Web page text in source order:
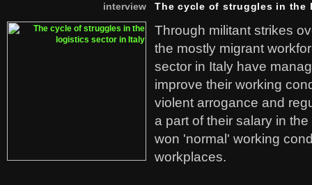
interview The cycle of struggles in
Through militant strikes
the mostly migrant
sector in Italy have
improve their working
violent arrogance and
a part of their salary in
won 'normal' working
workplaces.